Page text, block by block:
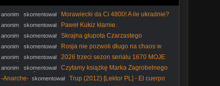
anonim skomentował
Morawiecki da Ci 4800! A ile ukradnie?
#RozwójPlus #PiStoMafia #Kaczyński #Nawrocki #polityka
anonim skomentował Paweł Kukiz kłamie.
anonim skomentował Skrajna głupota Czarzastego
anonim skomentował
Rosja nie pozwoli długo na chaos w
Polsce! #Putin #Kaczyński #Rosja #PiS #Tusk #polityka
anonim skomentował
2026 trzeci sezon serialu 1670 MOJE
WRAŻENIA dr Piotr Napierała
anonim skomentował
Czytamy książkę Marka Zagrobelnego
POKOCHAĆ PIS polecam!
-Anarche- skomentował Trup (2012) [Lektor PL] - El cuerpo